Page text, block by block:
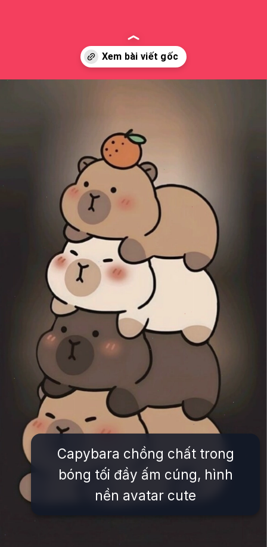
Capybara chồng chất trong
bóng tối đầy ấm cúng, hình
nền avatar cute